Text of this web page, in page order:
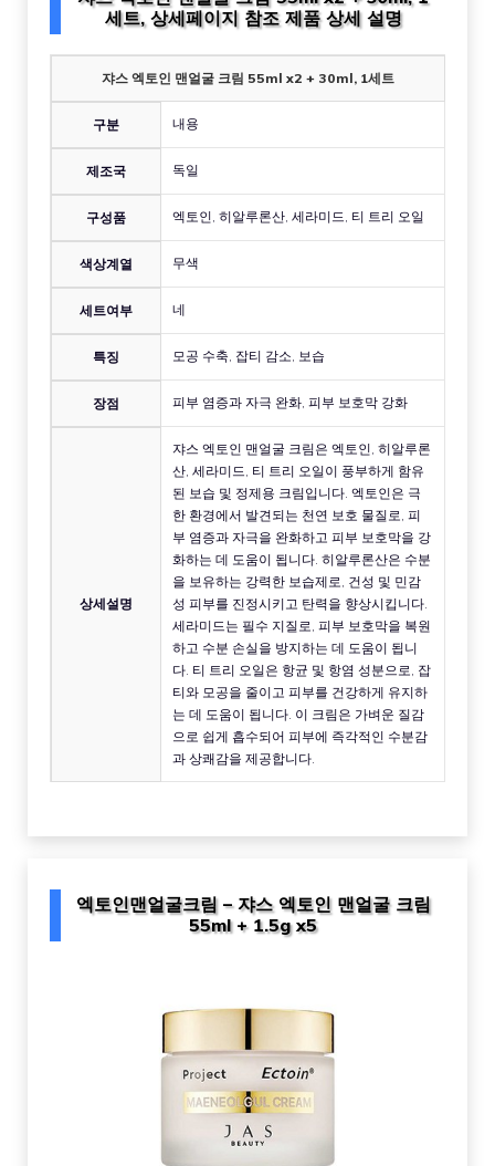
세트, 상세페이지 참조 제품 상세 설명
쟈스 엑토인 맨얼굴 크림 55ml x2 + 30ml, 1세트
구분 내용
제조국 독일
구성품 엑토인, 히알루론산, 세라미드, 티 트리 오일
색상계열 무색
세트여부 네
특징 모공 수축, 잡티 감소, 보습
장점 피부 염증과 자극 완화, 피부 보호막 강화
상세설명
쟈스 엑토인 맨얼굴 크림은 엑토인, 히알루론
산, 세라미드, 티 트리 오일이 풍부하게 함유
된 보습 및 정제용 크림입니다. 엑토인은 극
한 환경에서 발견되는 천연 보호 물질로, 피
부 염증과 자극을 완화하고 피부 보호막을 강
화하는 데 도움이 됩니다. 히알루론산은 수분
을 보유하는 강력한 보습제로, 건성 및 민감
성 피부를 진정시키고 탄력을 향상시킵니다.
세라미드는 필수 지질로, 피부 보호막을 복원
하고 수분 손실을 방지하는 데 도움이 됩니
다. 티 트리 오일은 항균 및 항염 성분으로, 잡
티와 모공을 줄이고 피부를 건강하게 유지하
는 데 도움이 됩니다. 이 크림은 가벼운 질감
으로 쉽게 흡수되어 피부에 즉각적인 수분감
과 상쾌감을 제공합니다.
엑토인맨얼굴크림 – 쟈스 엑토인 맨얼굴 크림
55ml + 1.5g x5